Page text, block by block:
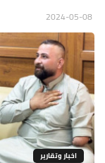
اخبار وتقارير